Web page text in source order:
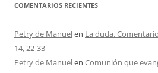
COMENTARIOS RECIENTES
Petry de Manuelen La duda.
14, 22-33
Petry de Manuelen Comunión que